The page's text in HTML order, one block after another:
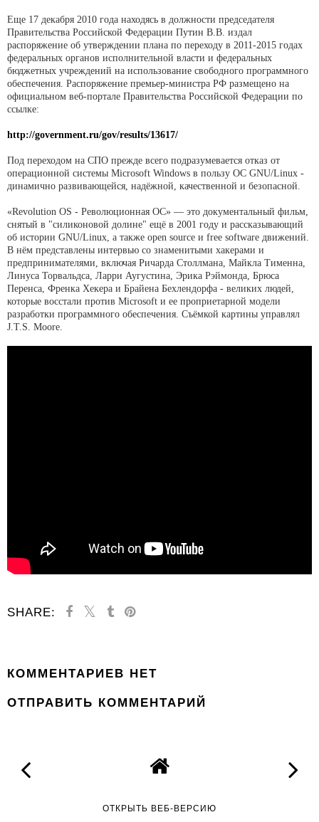
Еще 17 декабря 2010 года находясь в должности председателя
Правительства Российской Федерации Путин В.В. издал
распоряжение об утверждении плана по переходу в 2011-2015 годах
федеральных органов исполнительной власти и федеральных
бюджетных учреждений на использование свободного программного
обеспечения. Распоряжение премьер-министра РФ размещено на
официальном веб-портале Правительства Российской Федерации по
ссылке:
http://government.ru/gov/results/13617/
Под переходом на СПО прежде всего подразумевается отказ от
операционной системы Microsoft Windows в пользу ОС GNU/Linux -
динамично развивающейся, надёжной, качественной и безопасной.
«Revolution OS - Революционная ОС» — это документальный фильм,
снятый в "силиконовой долине" ещё в 2001 году и рассказывающий
об истории GNU/Linux, а также open source и free software движений.
В нём представлены интервью со знаменитыми хакерами и
предпринимателями, включая Ричарда Столлмана, Майкла Тименна,
Линуса Торвальдса, Ларри Аугустина, Эрика Рэймонда, Брюса
Перенса, Френка Хекера и Брайена Бехлендорфа - великих людей,
которые восстали против Microsoft и ее проприетарной модели
разработки программного обеспечения. Съёмкой картины управлял
J.T.S. Moore.
SHARE:
КОММЕНТАРИЕВ НЕТ
ОТПРАВИТЬ КОММЕНТАРИЙ
ОТКРЫТЬ ВЕБ-ВЕРСИЮ